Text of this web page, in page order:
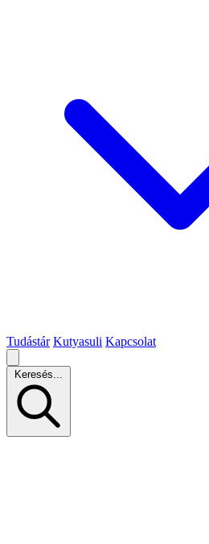
Tudástár Kutyasuli Kapcsolat
Keresés...